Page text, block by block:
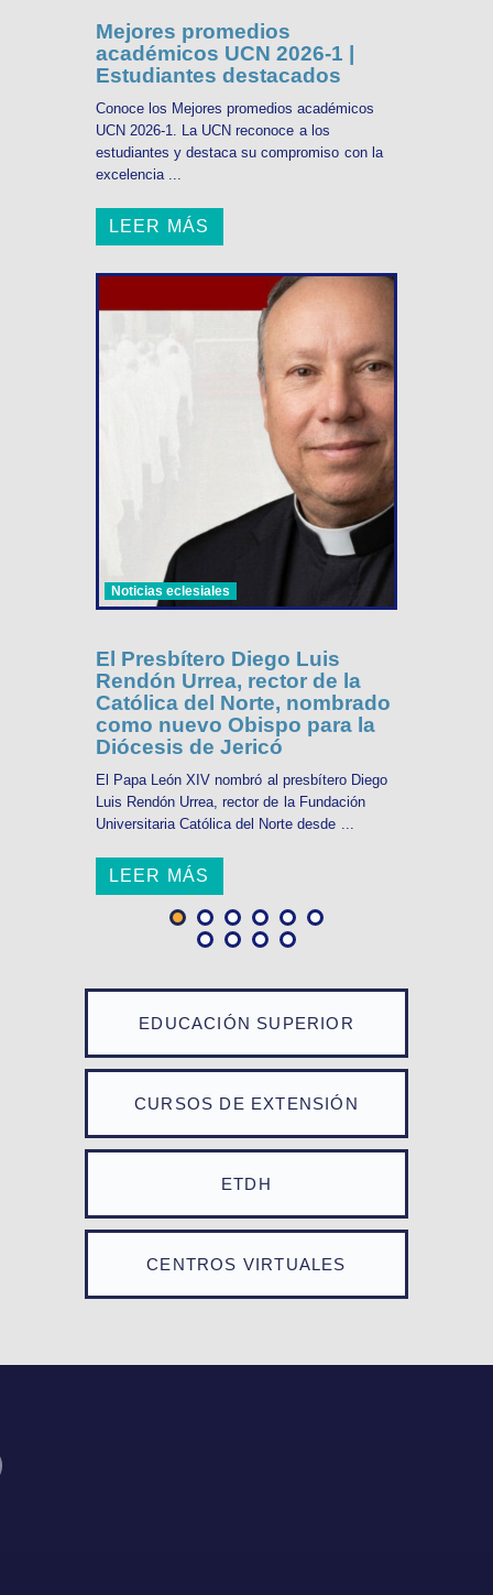
EDUCACIÓN SUPERIOR
CURSOS DE EXTENSIÓN
ETDH
CENTROS VIRTUALES
Mejores promedios
académicos UCN 2026-1 |
Estudiantes destacados
Conoce los Mejores promedios académicos
UCN 2026-1. La UCN reconoce a los
estudiantes y destaca su compromiso con la
excelencia ...
LEER MÁS
Noticias eclesiales
El Presbítero Diego Luis
Rendón Urrea, rector de la
Católica del Norte, nombrado
como nuevo Obispo para la
Diócesis de Jericó
El Papa León XIV nombró al presbítero Diego
Luis Rendón Urrea, rector de la Fundación
Universitaria Católica del Norte desde ...
LEER MÁS